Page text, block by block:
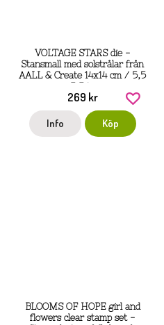
VOLTAGE STARS die -
Stansmall med solstrålar från
AALL & Create 14x14 cm / 5,5
269 kr
Info Köp
BLOOMS OF HOPE girl and
flowers clear stamp set -